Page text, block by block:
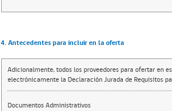
4. Antecedentes para incluir en la oferta
Adicionalmente, todos los proveedores para ofertar en
electrónicamente la Declaración Jurada de Requisitos
Documentos Administrativos